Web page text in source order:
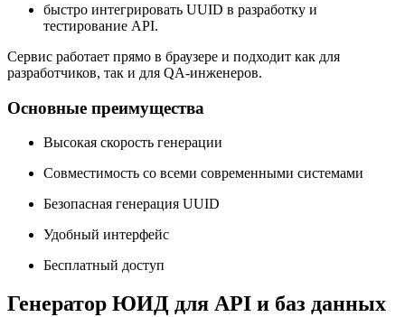
быстро интегрировать UUID в разработку и
тестирование API.
Сервис работает прямо в браузере и подходит как для
разработчиков, так и для QA-инженеров.
Основные преимущества
Высокая скорость генерации
Совместимость со всеми современными системами
Безопасная генерация UUID
Удобный интерфейс
Бесплатный доступ
Генератор ЮИД для API и баз данных